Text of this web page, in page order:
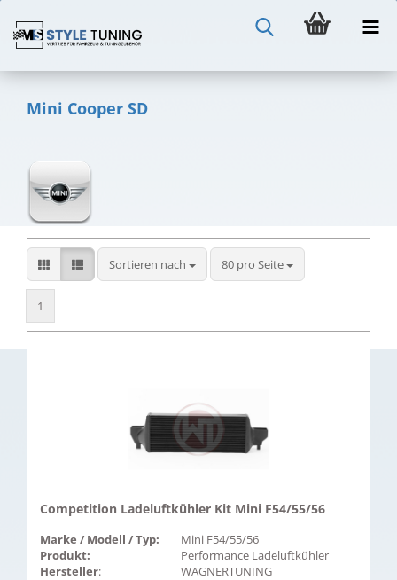
Mini Cooper SD
Sortieren nach
Sortieren nach 80 pro Seite
pro Seite
1
Competition Ladeluftkühler Kit Mini F54/55/56
Marke / Modell / Typ:
Mini F54/55/56
Produkt:
Performance Ladeluftkühler
Hersteller: WAGNERTUNING